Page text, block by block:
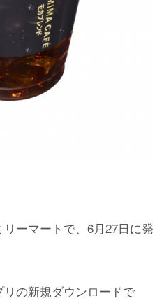
ーマートで、6月27日に発
リの新規ダウンロードで